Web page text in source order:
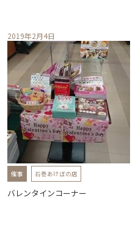
2019年2月4日
催事 石巻あけぼの店
バレンタインコーナー